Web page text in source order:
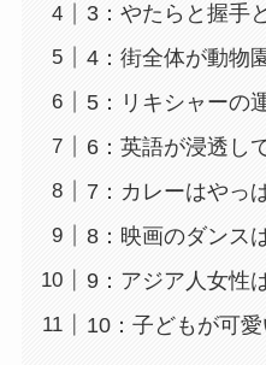
3：やたらと握手
4：街全体が動物
5：リキシャーの
6：英語が浸透し
7：カレーはやっ
8：映画のダンス
9：アジア人女性
10：子どもが可愛